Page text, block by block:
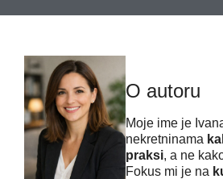
O autoru
Moje ime je
nekretninama
praksi, a ne
Fokus mi je na